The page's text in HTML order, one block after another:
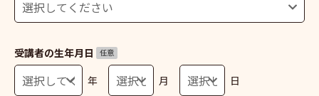
受講者の生年月日 任意
年 月 日